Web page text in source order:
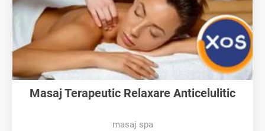
Masaj Terapeutic Relaxare Anticelulitic
masaj spa